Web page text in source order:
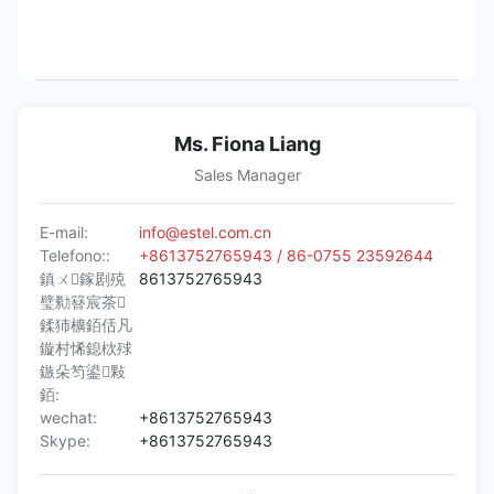
Ms. Fiona Liang
Sales Manager
E-mail:
info@estel.com.cn
Telefono::
+8613752765943 / 86-0755 23592644
鎮ㄨ鎵剧殑
璧勬簮宸茶
鍒犻櫎銆佸凡
鏇村悕鎴栨殏
鏃朵笉鍙敤
銆:
8613752765943
wechat:
+8613752765943
Skype:
+8613752765943